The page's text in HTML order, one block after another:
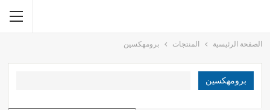
الصفحة الرئيسية المنتجات برومهكسين
برومهكسين